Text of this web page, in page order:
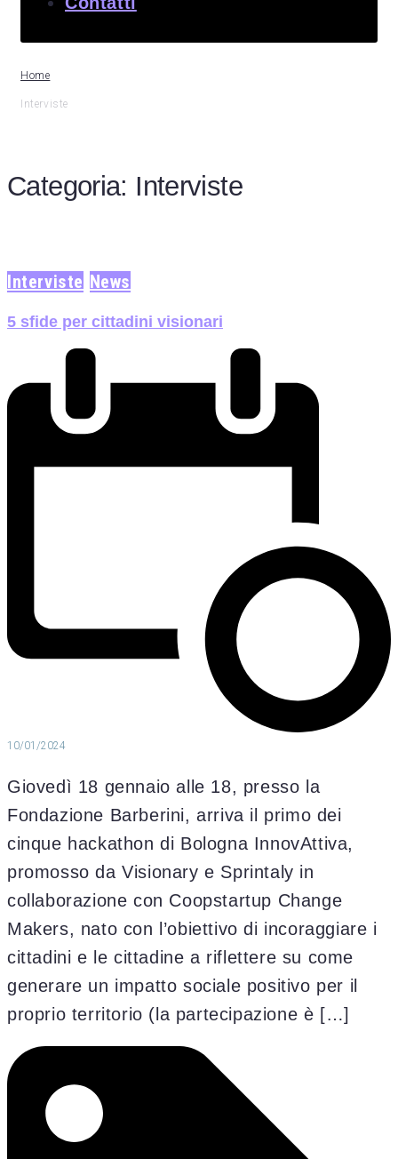
Home
Interviste
Categoria: Interviste
Interviste News
5 sfide per cittadini visionari
10/01/2024
Giovedì 18 gennaio alle 18, presso la
Fondazione Barberini, arriva il primo dei
cinque hackathon di Bologna InnovAttiva,
promosso da Visionary e Sprintaly in
collaborazione con Coopstartup Change
Makers, nato con l’obiettivo di incoraggiare i
cittadini e le cittadine a riflettere su come
generare un impatto sociale positivo per il
proprio territorio (la partecipazione è […]